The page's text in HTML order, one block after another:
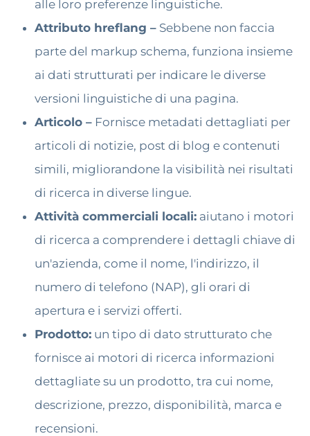
alle loro preferenze linguistiche.
Attributo hreflang – Sebbene non faccia
parte del markup schema, funziona insieme
ai dati strutturati per indicare le diverse
versioni linguistiche di una pagina.
Articolo – Fornisce metadati dettagliati per
articoli di notizie, post di blog e contenuti
simili, migliorandone la visibilità nei risultati
di ricerca in diverse lingue.
Attività commerciali locali: aiutano i motori
di ricerca a comprendere i dettagli chiave di
un'azienda, come il nome, l'indirizzo, il
numero di telefono (NAP), gli orari di
apertura e i servizi offerti.
Prodotto: un tipo di dato strutturato che
fornisce ai motori di ricerca informazioni
dettagliate su un prodotto, tra cui nome,
descrizione, prezzo, disponibilità, marca e
recensioni.